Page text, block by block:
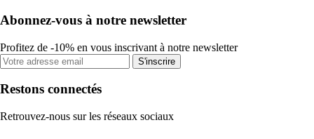
Abonnez-vous à notre newsletter
Profitez de -10% en vous inscrivant à notre newsletter
S'inscrire
Restons connectés
Retrouvez-nous sur les réseaux sociaux